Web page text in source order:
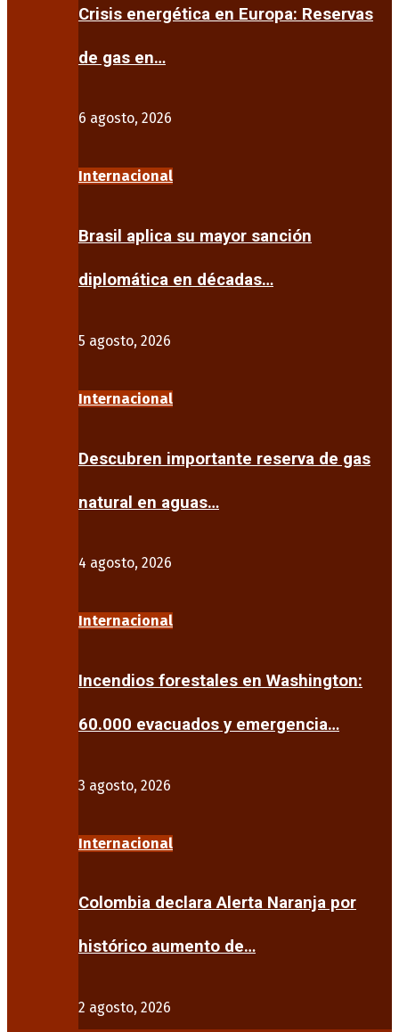
Crisis energética en Europa: Reservas
de gas en…
6 agosto, 2026
Internacional
Brasil aplica su mayor sanción
diplomática en décadas…
5 agosto, 2026
Internacional
Descubren importante reserva de gas
natural en aguas…
4 agosto, 2026
Internacional
Incendios forestales en Washington:
60.000 evacuados y emergencia…
3 agosto, 2026
Internacional
Colombia declara Alerta Naranja por
histórico aumento de…
2 agosto, 2026